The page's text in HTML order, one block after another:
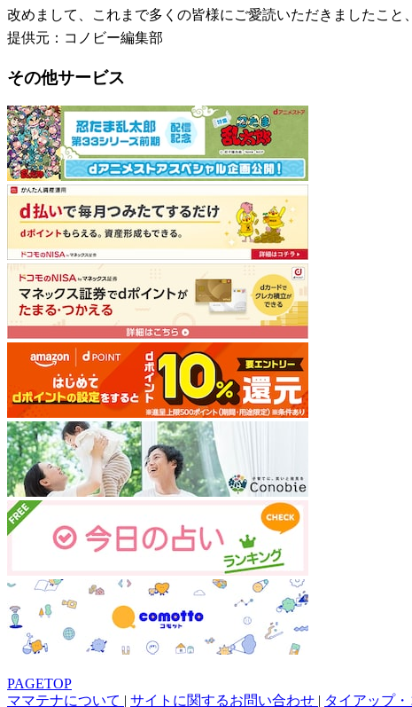
改めまして、これまで多くの皆様にご愛読いただきましたこと
提供元：コノビー編集部
その他サービス
PAGETOP
ママテナについて | サイトに関するお問い合わせ | タイアップ